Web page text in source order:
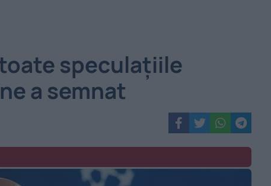
speculațiile
a semnat